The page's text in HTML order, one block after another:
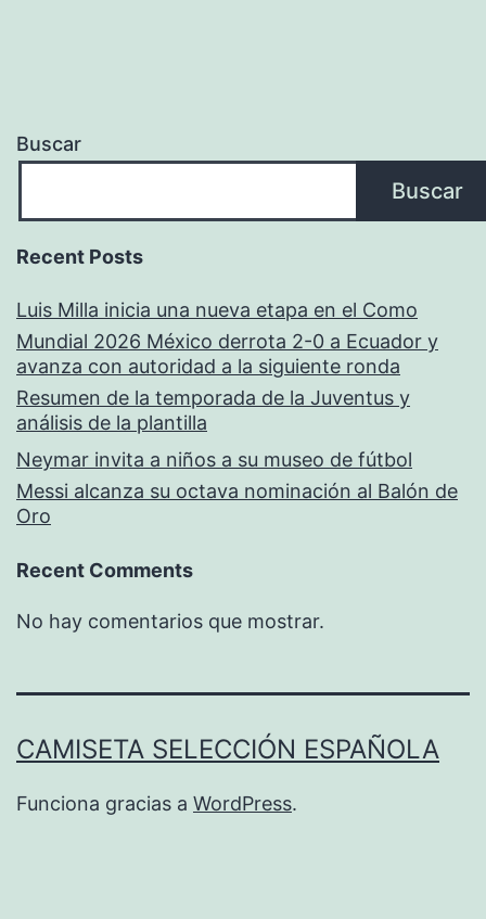
Buscar
Buscar
Recent Posts
Luis Milla inicia una nueva etapa en el Como
Mundial 2026 México derrota 2-0 a Ecuador y
avanza con autoridad a la siguiente ronda
Resumen de la temporada de la Juventus y
análisis de la plantilla
Neymar invita a niños a su museo de fútbol
Messi alcanza su octava nominación al Balón de
Oro
Recent Comments
No hay comentarios que mostrar.
CAMISETA SELECCIÓN ESPAÑOLA
Funciona gracias a WordPress.